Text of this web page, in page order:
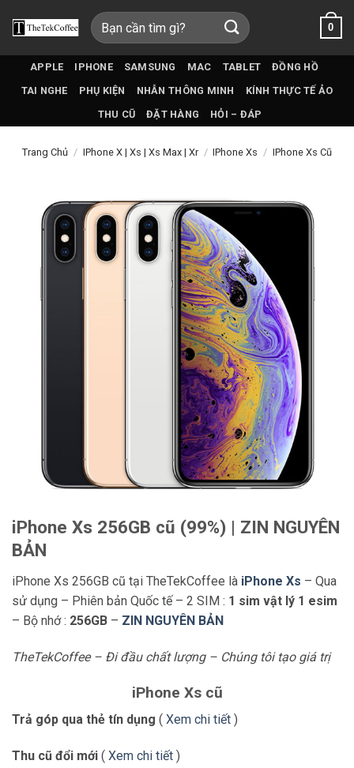
qua
Tìm
kiếm:
0
APPLE IPHONE SAMSUNG MAC TABLET
ĐỒNG HỒ
TAI NGHE
PHỤ KIỆN NHẪN THÔNG MINH
KÍNH THỰC TẾ ẢO
THU CŨ
ĐẶT HÀNG HỎI – ĐÁP
Trang Chủ / IPhone X | Xs | Xs Max | Xr / IPhone Xs / IPhone Xs Cũ
iPhone Xs 256GB cũ (99%) | ZIN NGUYÊN
BẢN
iPhone Xs 256GB cũ tại TheTekCoffee là iPhone Xs – Qua
sử dụng – Phiên bản Quốc tế – 2 SIM : 1 sim vật lý 1 esim
– Bộ nhớ : 256GB – ZIN NGUYÊN BẢN
TheTekCoffee – Đi đầu chất lượng – Chúng tôi tạo giá trị
iPhone Xs cũ
Trả góp qua thẻ tín dụng ( Xem chi tiết )
Thu cũ đổi mới ( Xem chi tiết )